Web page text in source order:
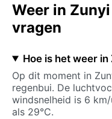
Weer in
vragen
Hoe is het weer
Op dit moment in
regenbui. De
windsnelheid is 6
als 29°C.